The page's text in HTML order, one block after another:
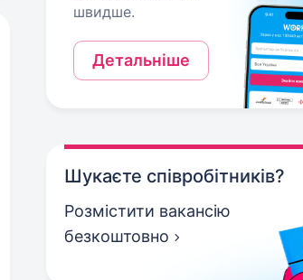
швидше.
Детальніше
Шукаєте співробітників?
Розмістити вакансію
безкоштовно